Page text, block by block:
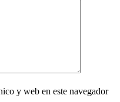
y web en este navegador